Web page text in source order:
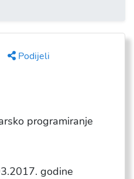
Podijeli
programiranje
. godine